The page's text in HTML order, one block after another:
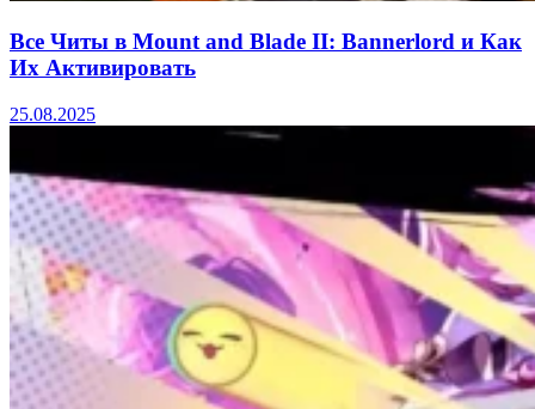
Все Читы в Mount and Blade II: Bannerlord и Как
Их Активировать
25.08.2025